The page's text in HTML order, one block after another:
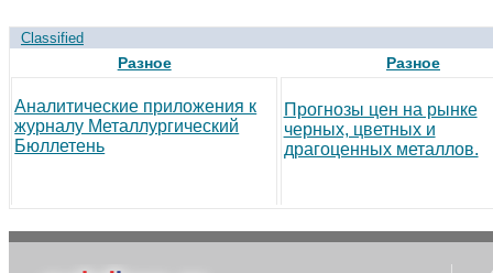
Classified
Разное
Аналитические приложения к
журналу Металлургический
Бюллетень
Разное
Прогнозы цен на рынке
черных, цветных и
драгоценных металлов.